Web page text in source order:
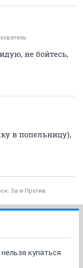
не бойтесь,
в попельницу),
За и Против
купаться